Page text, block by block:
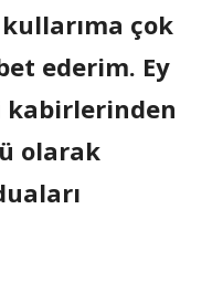
çok
ederim. Ey
kabirlerinden
olarak